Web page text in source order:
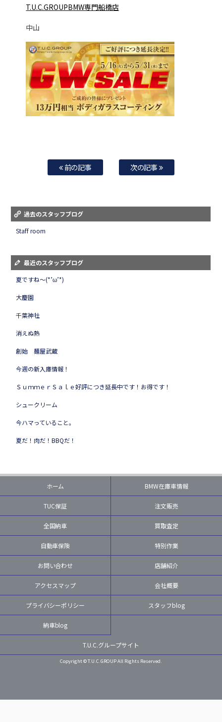
T.U.C.GROUPBMW専門船橋店
中山
前の記事 次の記事
過去のスタッフブログ
Staff room
最近のスタッフブログ
夏ですね～(*’ω’*)
大慶園
千葉神社
消えぬ熱
創始 麺屋武蔵
今週の新入庫情報！
ＳｕｍｍｅｒＳａｌｅ好評につき延長中です！お得です！
シュークリーム
今ハマっていること。
夏だ！肉だ！BBQだ！
ホーム BMW在庫車情報
TUC保証 注文販売
全国納車 買取査定
自動車保険 特別作業
お問い合わせ 店舗紹介
アクセスマップ 会社概要
プライバシーポリシー スタッフblog
納車blog
T.U.C.グループサイト
Copyright © T.U.C.GROUP All Rights Reserved.